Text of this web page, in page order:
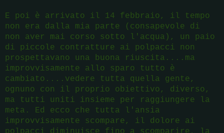
E poi è arrivato il 14 febbraio, il tempo
non era dalla mia parte (consapevole di
non aver mai corso sotto l'acqua), un paio
di piccole contratture ai polpacci non
prospettavano una buona riuscita....ma
improvvisamente allo sparo tutto è
cambiato....vedere tutta quella gente,
ognuno con il proprio obiettivo, diverso,
ma tutti uniti insieme per raggiungere la
meta. Ed ecco che tutta l'ansia
improvvisamente scompare, il dolore ai